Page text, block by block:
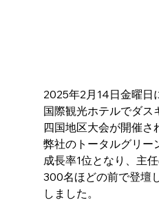
2025年2月14日金曜日
国際観光ホテルでダス
四国地区大会が開催さ
弊社のトータルグリー
成長率1位となり、主
300名ほどの前で登壇
しました。